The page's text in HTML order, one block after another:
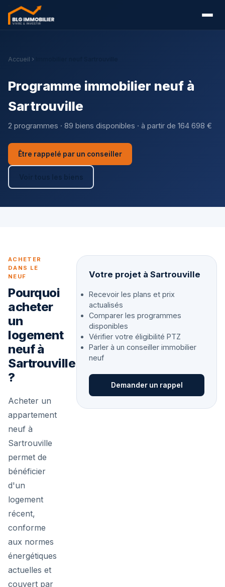
Accueil
Programme immobilier neuf à
Sartrouville
2 programmes · 89 biens disponibles · à partir de 164 698 €
Être rappelé par un conseiller
Voir tous les biens
ACHETER
DANS LE
NEUF
Pourquoi
acheter
un
logement
neuf à
Sartrouville
?
Acheter un
appartement
neuf à
Sartrouville
permet de
bénéficier
d'un
logement
récent,
conforme
aux normes
énergétiques
actuelles et
couvert par
Votre projet à Sartrouville
Recevoir les plans et prix
actualisés
Comparer les programmes
disponibles
Vérifier votre éligibilité PTZ
Parler à un conseiller immobilier
neuf
Demander un rappel